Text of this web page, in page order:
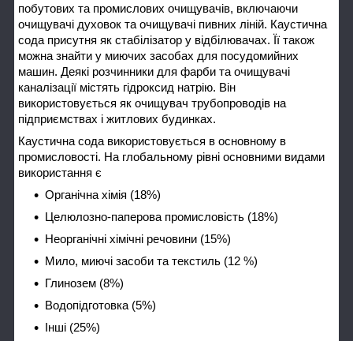
побутових та промислових очищувачів, включаючи
очищувачі духовок та очищувачі пивних ліній. Каустична
сода присутня як стабілізатор у відбілювачах. Її також
можна знайти у миючих засобах для посудомийних
машин. Деякі розчинники для фарби та очищувачі
каналізації містять гідроксид натрію. Він
використовується як очищувач трубопроводів на
підприємствах і житлових будинках.
Каустична сода використовується в основному в
промисловості. На глобальному рівні основними видами
використання є
Органічна хімія (18%)
Целюлозно-паперова промисловість (18%)
Неорганічні хімічні речовини (15%)
Мило, миючі засоби та текстиль (12 %)
Глинозем (8%)
Водопідготовка (5%)
Інші (25%)